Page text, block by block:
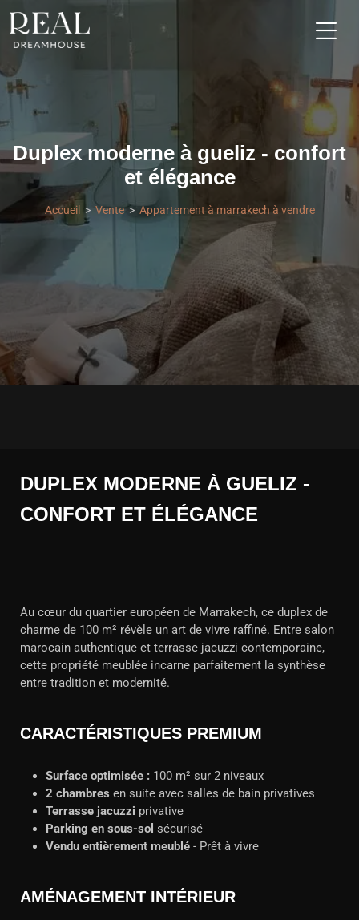
Duplex moderne à gueliz - confort
et élégance
Accueil Vente Appartement à marrakech à vendre
DUPLEX MODERNE À GUELIZ -
CONFORT ET ÉLÉGANCE
Au cœur du quartier européen de Marrakech, ce duplex de
charme de 100 m² révèle un art de vivre raffiné. Entre salon
marocain authentique et terrasse jacuzzi contemporaine,
cette propriété meublée incarne parfaitement la synthèse
entre tradition et modernité.
CARACTÉRISTIQUES PREMIUM
Surface optimisée : 100 m² sur 2 niveaux
2 chambres en suite avec salles de bain privatives
Terrasse jacuzzi privative
Parking en sous-sol sécurisé
Vendu entièrement meublé - Prêt à vivre
AMÉNAGEMENT INTÉRIEUR